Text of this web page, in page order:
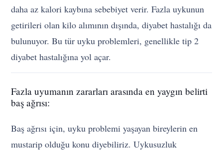
daha az kalori kaybına sebebiyet verir. Fazla uykunun
getirileri olan kilo alımının dışında, diyabet hastalığı da
bulunuyor. Bu tür uyku problemleri, genellikle tip 2
diyabet hastalığına yol açar.
Fazla uyumanın zararları arasında en yaygın belirti
baş ağrısı:
Baş ağrısı için, uyku problemi yaşayan bireylerin en
mustarip olduğu konu diyebiliriz. Uykusuzluk